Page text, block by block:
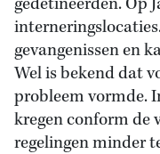
gevangenissen en
Wel is bekend dat
probleem vormde.
kregen conform de
regelingen minder